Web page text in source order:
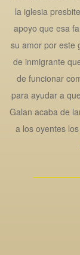
la iglesia
apoyo que esa
su amor por este
de inmigrante
de funcionar
para ayudar a
Galan acaba de
a los oyentes